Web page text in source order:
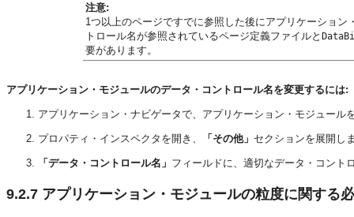
注意:
1つ以上のページですでに参照した後にアプリケーショ
トロール名が参照されているページ定義ファイルと
要があります。
アプリケーション・モジュールのデータ・コントロール名を変更するには:
アプリケーション・ナビゲータで、アプリケーション・モジュール
プロパティ・インスペクタを開き、 「その他」 セクションを展開し
「データ・コントロール名」 フィールドに、適切なデータ・コント
9.2.7 アプリケーション・モジュールの粒度に関する